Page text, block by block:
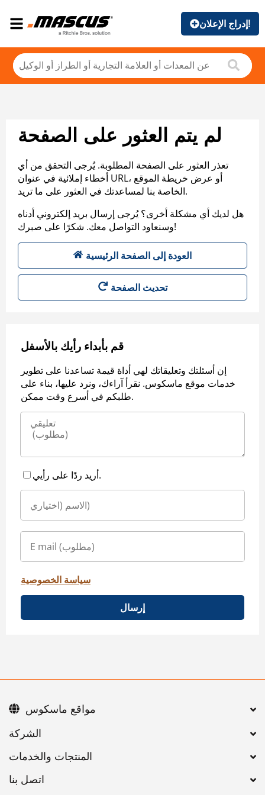
إدراج الإعلان!
لم يتم العثور على الصفحة
تعذر العثور على الصفحة المطلوبة. يُرجى التحقق من أي
أخطاء إملائية في عنوان URL، أو عرض خريطة الموقع
الخاصة بنا لمساعدتك في العثور على ما تريد.
هل لديك أي مشكلة أخرى؟ يُرجى إرسال بريد إلكتروني أدناه
وسنعاود التواصل معك. شكرًا على صبرك!
العودة إلى الصفحة الرئيسية
تحديث الصفحة
قم بأبداء رأيك بالأسفل
إن أسئلتك وتعليقاتك لهي أداة قيمة تساعدنا على تطوير
خدمات موقع ماسكوس. نقرأ آراءك، ونرد عليها، بناء على
طلبكم في أسرع وقت ممكن.
أريد ردًا على رأيي.
سياسة الخصوصية
إرسال
اتصل بنا
مواقع ماسكوس